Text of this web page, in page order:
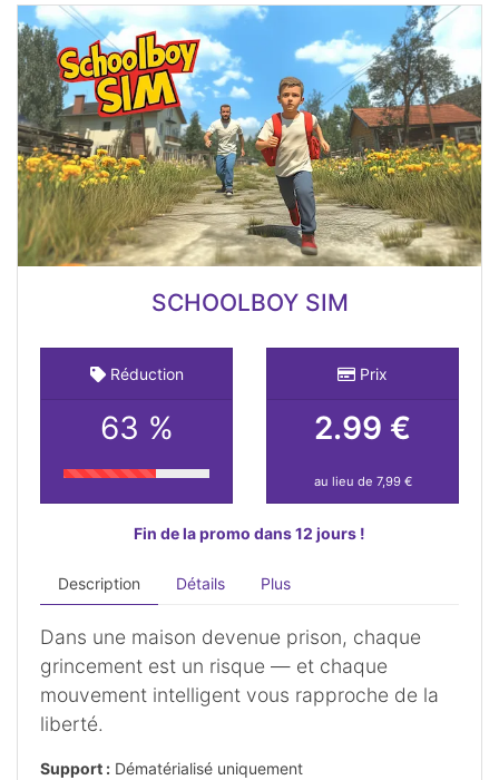
SCHOOLBOY SIM
Réduction
63 %
Prix
2.99 €
au lieu de 7,99 €
Fin de la promo dans 12 jours !
Description Détails Plus
Dans une maison devenue prison, chaque
grincement est un risque — et chaque
mouvement intelligent vous rapproche de la
liberté.
Support : Dématérialisé uniquement